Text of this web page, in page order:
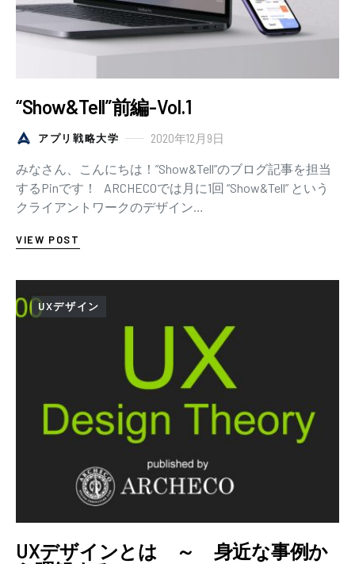
“Show&Tell”前編-Vol.1
アプリ戦略大学 2020年12月9日
みなさん、こんにちは！”Show&Tell”のブログ記事を担当
するPinです！ ARCHECOでは月に1回 “Show&Tell” という
クライアントワークのデザイン…
VIEW POST
UXデザイン
UXデザインとは ～ 身近な事例か